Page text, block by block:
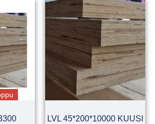
LVL 45*200*10000 KUUSI